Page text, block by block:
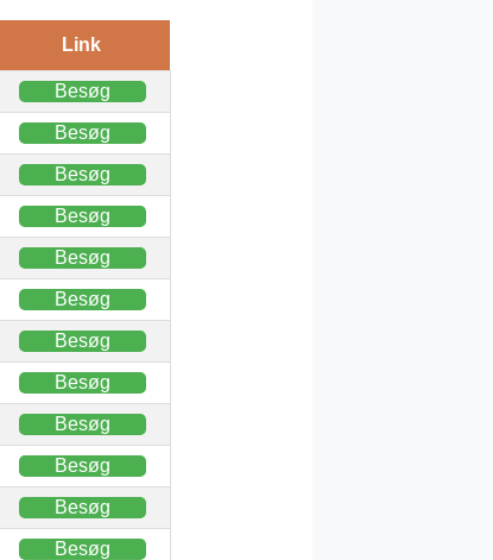
Link
Besøg
Besøg
Besøg
Besøg
Besøg
Besøg
Besøg
Besøg
Besøg
Besøg
Besøg
Besøg